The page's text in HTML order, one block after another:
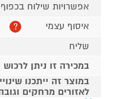
אפשרויות שילוח
איסוף עצמי
?
שליח
במכירה זו ניתן לרכוש עד 1 בעלות
במוצר זה ייתכנו
לאזורים מרחקים